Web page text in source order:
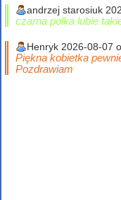
andrzej starosiuk
czarna polka lubie
Henryk 2026-08-07 o
Piękna kobietka
Pozdrawiam